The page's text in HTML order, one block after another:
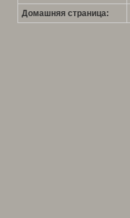
Домашняя страница: